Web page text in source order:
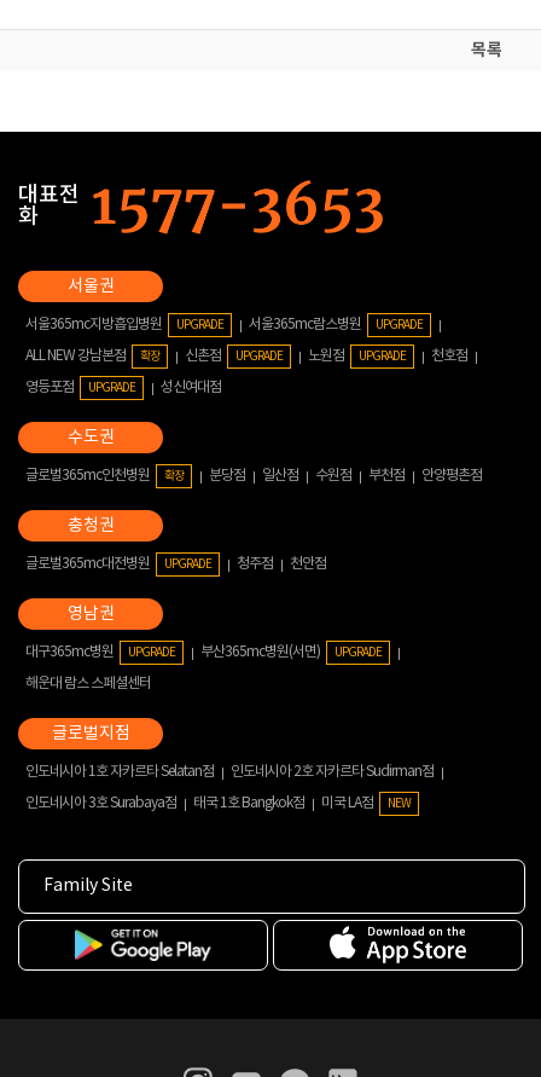
목록
대표전
화
서울365mc지방흡입병원 UPGRADE 서울365mc람스병원 UPGRADE
ALL NEW 강남본점 확장 신촌점 UPGRADE 노원점 UPGRADE
천호점
영등포점
UPGRADE 성신여대점
글로벌365mc인천병원 확장 분당점 일산점 수원점 부천점 안양평촌점
글로벌365mc대전병원 UPGRADE 청주점 천안점
대구365mc병원 UPGRADE 부산365mc병원(서면) UPGRADE
해운대 람스 스페셜센터
인도네시아 1호 자카르타 Selatan점
인도네시아 2호 자카르타 Sudirman점
인도네시아 3호 Surabaya점
태국 1호 Bangkok점 미국 LA점 NEW
Family Site